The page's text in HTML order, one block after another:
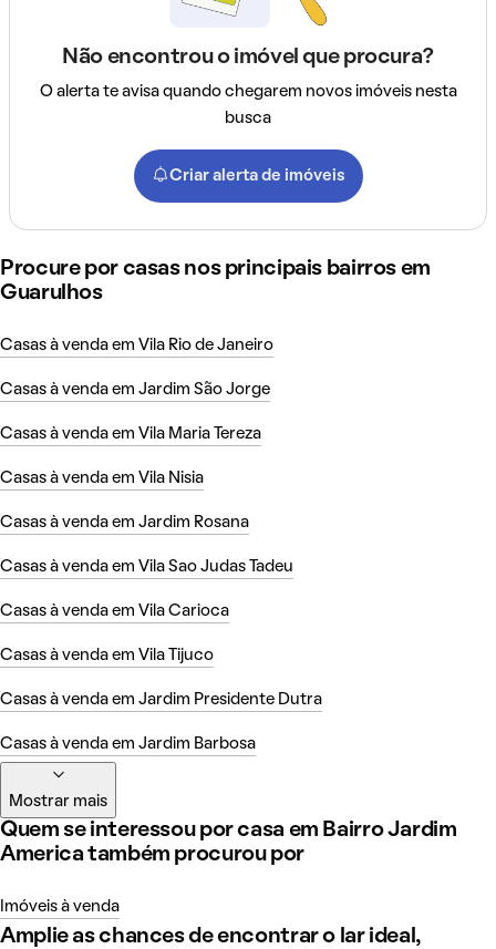
Não encontrou o imóvel que procura?
O alerta te avisa quando chegarem novos imóveis nesta
busca
Criar alerta de imóveis
Procure por casas nos principais bairros em
Guarulhos
Casas à venda em Vila Rio de Janeiro
Casas à venda em Jardim São Jorge
Casas à venda em Vila Maria Tereza
Casas à venda em Vila Nisia
Casas à venda em Jardim Rosana
Casas à venda em Vila Sao Judas Tadeu
Casas à venda em Vila Carioca
Casas à venda em Vila Tijuco
Casas à venda em Jardim Presidente Dutra
Casas à venda em Jardim Barbosa
Mostrar mais
Quem se interessou por casa em Bairro Jardim
America também procurou por
Imóveis à venda
Amplie as chances de encontrar o lar ideal,